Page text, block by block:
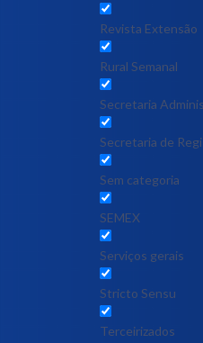
Revista Extensão
Rural Semanal
Secretaria
Secretaria de
Sem categoria
SEMEX
Serviços gerais
Stricto Sensu
Terceirizados